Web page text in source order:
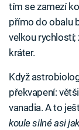
tím se zamezí
přímo do obalu
velkou rychlostí;
kráter.
Když
překvapení:
vanadia. A to
koule silné asi